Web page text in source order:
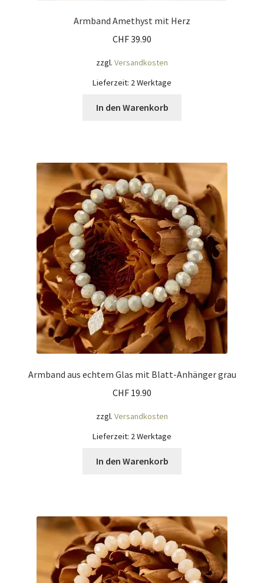
Galerie
Armband Amethyst mit Herz
CHF39.90
zzgl. Versandkosten
Lieferzeit: 2 Werktage
In den Warenkorb
Armband aus echtem Glas mit Blatt-Anhänger grau
CHF 19.90
zzgl. Versandkosten
Lieferzeit: 2 Werktage
In den Warenkorb